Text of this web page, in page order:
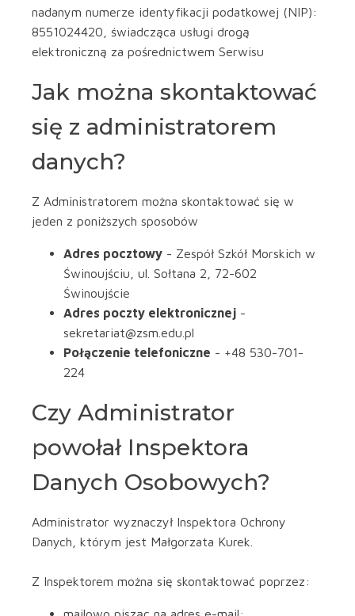
nadanym numerze identyfikacji podatkowej (NIP):
8551024420, świadcząca usługi drogą
elektroniczną za pośrednictwem Serwisu
Jak można skontaktować
się z administratorem
danych?
Z Administratorem można skontaktować się w
jeden z poniższych sposobów
Adres pocztowy - Zespół Szkół Morskich w
Świnoujściu, ul. Sołtana 2, 72-602
Świnoujście
Adres poczty elektronicznej -
sekretariat@zsm.edu.pl
Połączenie telefoniczne - +48 530-701-
224
Czy Administrator
powołał Inspektora
Danych Osobowych?
Administrator wyznaczył Inspektora Ochrony
Danych, którym jest Małgorzata Kurek.
Z Inspektorem można się skontaktować poprzez: